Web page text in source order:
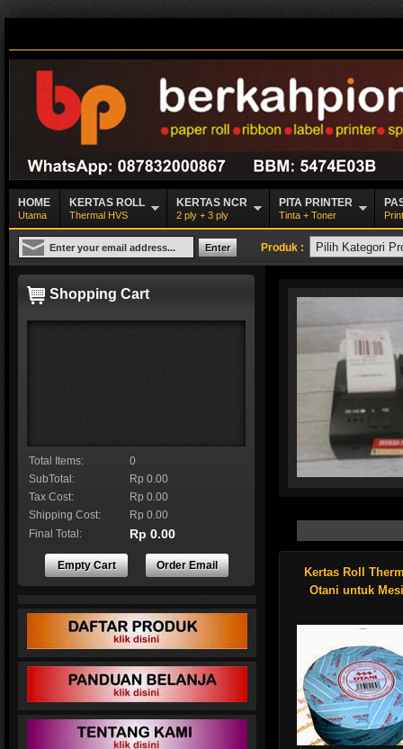
HOME
Utama
KERTAS ROLL
Thermal HVS
KERTAS NCR
2 ply + 3 ply
PITA PRINTER
Tinta + Toner
Produk :
Genuine Datacard
Resin white
Kertas Roll
Otani untuk
Shopping Cart
Total Items:
0
SubTotal:
Rp 0.00
Tax Cost:
Rp 0.00
Shipping Cost:
Rp 0.00
Final Total:
Rp 0.00
Empty Cart Order Email